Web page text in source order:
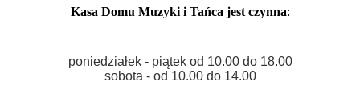
Kasa Domu Muzyki i Tańca jest czynna:
poniedziałek - piątek od 10.00 do 18.00
sobota - od 10.00 do 14.00